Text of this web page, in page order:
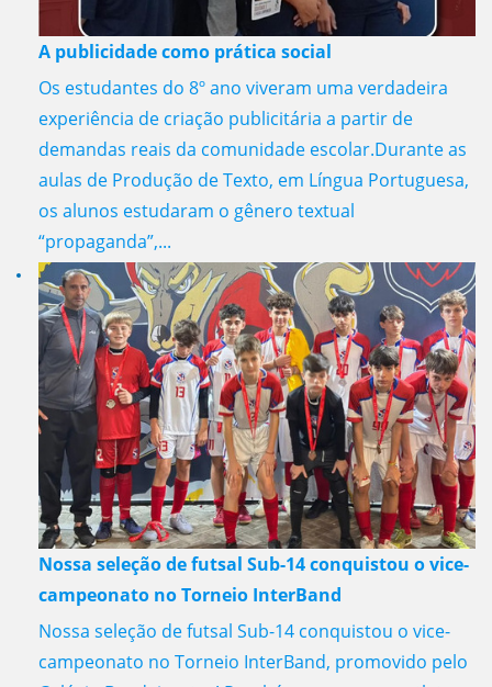
A publicidade como prática social
Os estudantes do 8º ano viveram uma verdadeira
experiência de criação publicitária a partir de
demandas reais da comunidade escolar.Durante as
aulas de Produção de Texto, em Língua Portuguesa,
os alunos estudaram o gênero textual
“propaganda”,...
Nossa seleção de futsal Sub-14 conquistou o vice-
campeonato no Torneio InterBand
Nossa seleção de futsal Sub-14 conquistou o vice-
campeonato no Torneio InterBand, promovido pelo